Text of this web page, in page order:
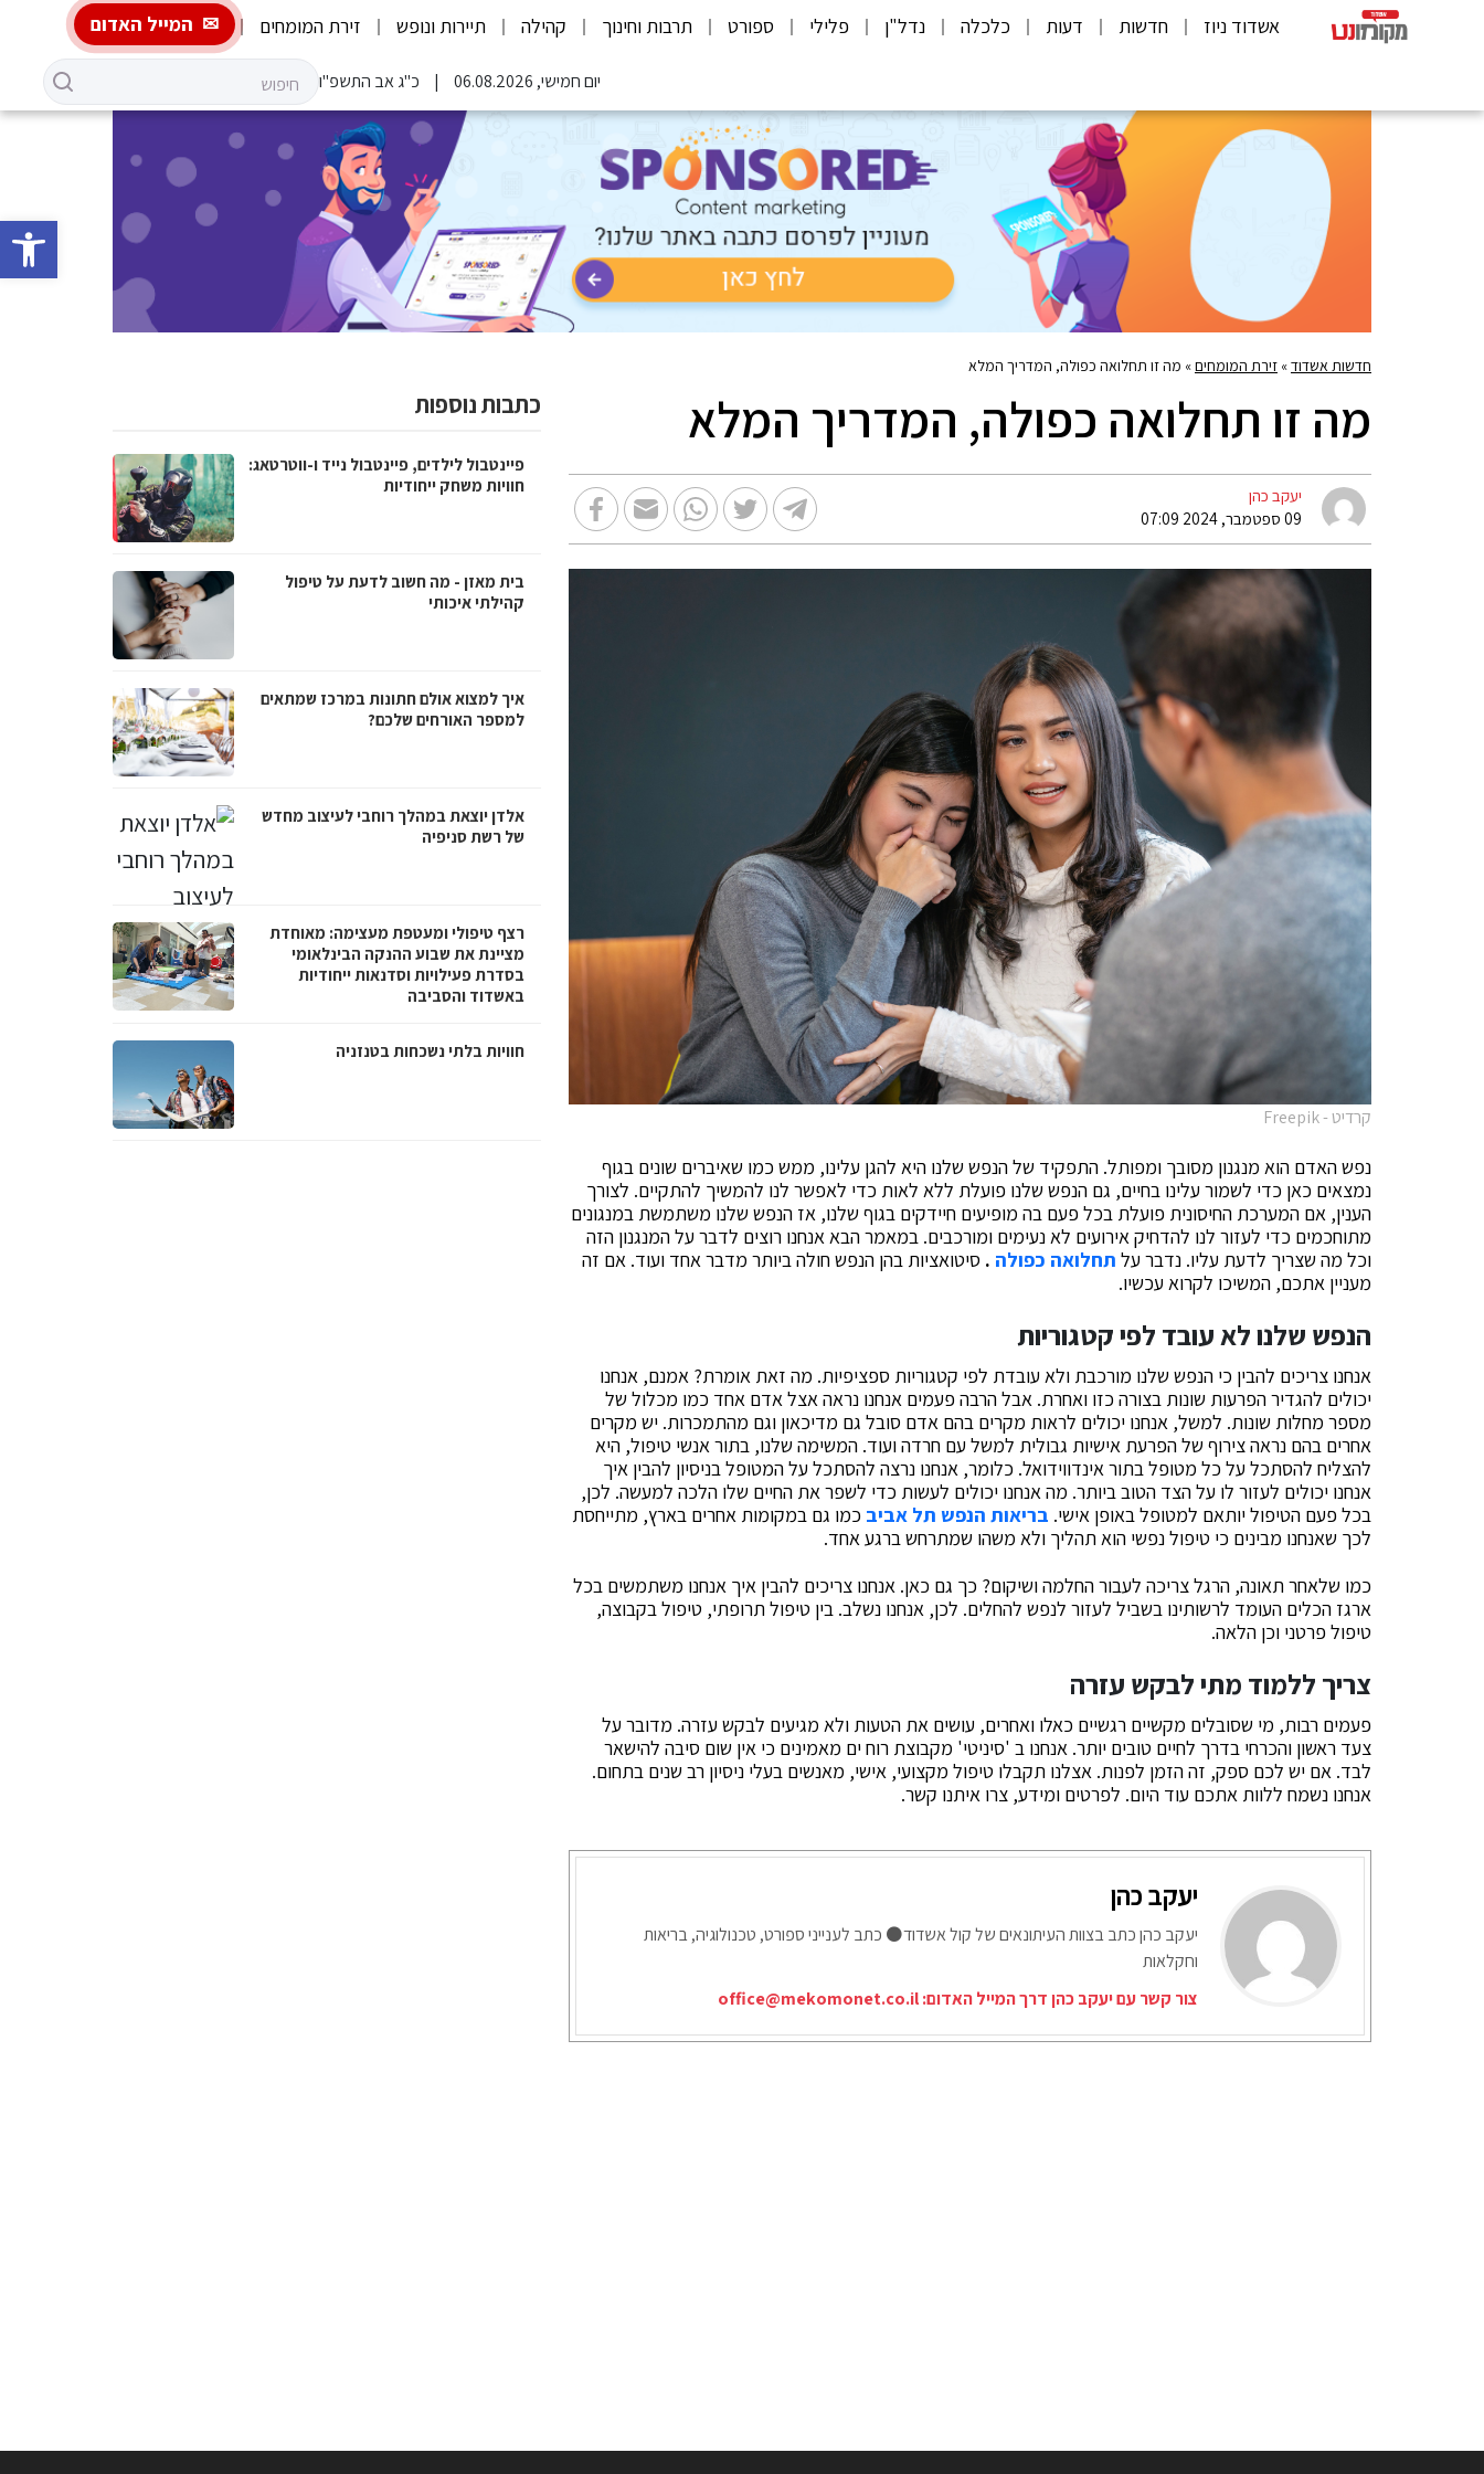
פתח
אשדוד ניוז חדשות דעות כלכלה נדל"ן פלילי ספורט תרבות וחינוך קהילה תיירות ונופש זירת המומחים המייל האדום
יום חמישי, 06.08.2026 כ"ג אב התשפ"ו
חדשות אשדוד» זירת המומחים» מה זו תחלואה כפולה, המדריך המלא
מה זו תחלואה כפולה, המדריך המלא
יעקב כהן
09 ספטמבר, 2024 07:09
קרדיט - Freepik
נפש האדם הוא מנגנון מסובך ומפותל. התפקיד של הנפש שלנו היא להגן עלינו, ממש כמו שאיברים שונים בגוף
נמצאים כאן כדי לשמור עלינו בחיים, גם הנפש שלנו פועלת ללא לאות כדי לאפשר לנו להמשיך להתקיים. לצורך
הענין, אם המערכת החיסונית פועלת בכל פעם בה מופיעים חיידקים בגוף שלנו, אז הנפש שלנו משתמשת במנגונים
מתוחכמים כדי לעזור לנו להדחיק אירועים לא נעימים ומורכבים. במאמר הבא אנחנו רוצים לדבר על המנגנון הזה
וכל מה שצריך לדעת עליו. נדבר על תחלואה כפולה . סיטואציות בהן הנפש חולה ביותר מדבר אחד ועוד. אם זה
מעניין אתכם, המשיכו לקרוא עכשיו.
הנפש שלנו לא עובד לפי קטגוריות
אנחנו צריכים להבין כי הנפש שלנו מורכבת ולא עובדת לפי קטגוריות ספציפיות. מה זאת אומרת? אמנם, אנחנו
יכולים להגדיר הפרעות שונות בצורה כזו ואחרת. אבל הרבה פעמים אנחנו נראה אצל אדם אחד כמו מכלול של
מספר מחלות שונות. למשל, אנחנו יכולים לראות מקרים בהם אדם סובל גם מדיכאון וגם מהתמכרות. יש מקרים
אחרים בהם נראה צירוף של הפרעת אישיות גבולית למשל עם חרדה ועוד. המשימה שלנו, בתור אנשי טיפול, היא
להצליח להסתכל על כל מטופל בתור אינדווידואל. כלומר, אנחנו נרצה להסתכל על המטופל בניסיון להבין איך
אנחנו יכולים לעזור לו על הצד הטוב ביותר. מה אנחנו יכולים לעשות כדי לשפר את החיים שלו הלכה למעשה. לכן,
בכל פעם הטיפול יותאם למטופל באופן אישי. בריאות הנפש תל אביב כמו גם במקומות אחרים בארץ, מתייחסת
לכך שאנחנו מבינים כי טיפול נפשי הוא תהליך ולא משהו שמתרחש ברגע אחד.
כמו שלאחר תאונה, הרגל צריכה לעבור החלמה ושיקום? כך גם כאן. אנחנו צריכים להבין איך אנחנו משתמשים בכל
ארגז הכלים העומד לרשותינו בשביל לעזור לנפש להחלים. לכן, אנחנו נשלב. בין טיפול תרופתי, טיפול בקבוצה,
טיפול פרטני וכן הלאה.
צריך ללמוד מתי לבקש עזרה
פעמים רבות, מי שסובלים מקשיים רגשיים כאלו ואחרים, עושים את הטעות ולא מגיעים לבקש עזרה. מדובר על
צעד ראשון והכרחי בדרך לחיים טובים יותר. אנחנו ב 'סיניטי' מקבוצת רוח ים מאמינים כי אין שום סיבה להישאר
לבד. אם יש לכם ספק, זה הזמן לפנות. אצלנו תקבלו טיפול מקצועי, אישי, מאנשים בעלי ניסיון רב שנים בתחום.
אנחנו נשמח ללוות אתכם עוד היום. לפרטים ומידע, צרו איתנו קשר.
יעקב כהן
יעקב כהן כתב בצוות העיתונאים של קול אשדוד⚫ כתב לענייני ספורט, טכנולוגיה, בריאות
וחקלאות
צור קשר עם יעקב כהן דרך המייל האדום:office@mekomonet.co.il
כתבות נוספות
פיינטבול לילדים, פיינטבול נייד ו-ווטרטאג:
חוויות משחק ייחודיות
בית מאזן - מה חשוב לדעת על טיפול
קהילתי איכותי
איך למצוא אולם חתונות במרכז שמתאים
למספר האורחים שלכם?
אלדן יוצאת במהלך רוחבי לעיצוב מחדש
של רשת סניפיה
רצף טיפולי ומעטפת מעצימה: מאוחדת
מציינת את שבוע ההנקה הבינלאומי
בסדרת פעילויות וסדנאות ייחודיות
באשדוד והסביבה
חוויות בלתי נשכחות בטנזניה